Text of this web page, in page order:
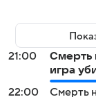
21:00
Смерть
игра
22:00
Смерть